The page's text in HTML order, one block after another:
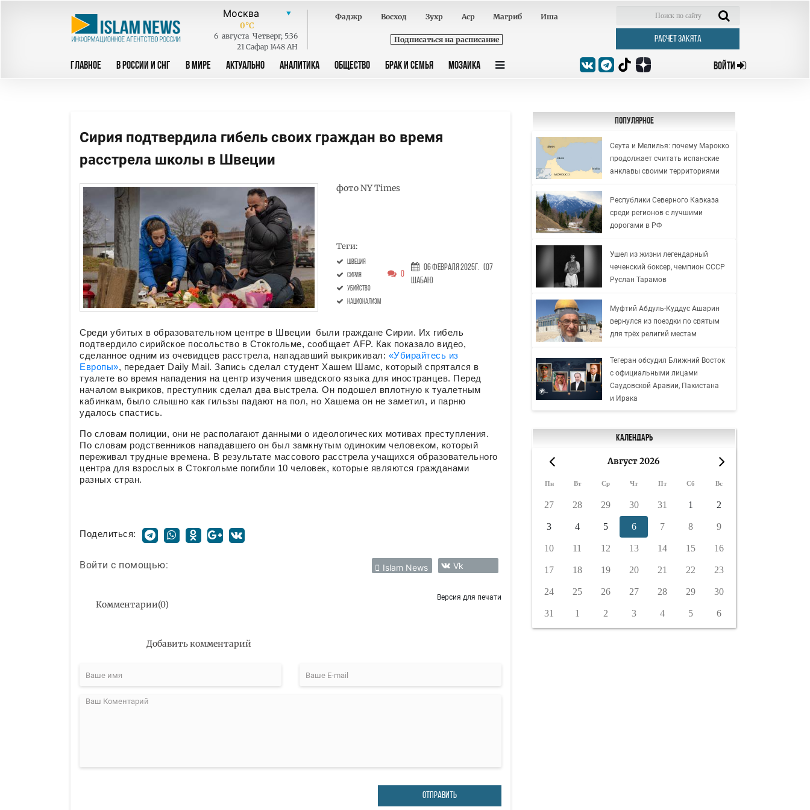
0°C
6 августа Четверг, 5:36
21 Сафар 1448 AH
Фаджр Восход Зухр Аср Магриб Иша
Подписаться на расписание РАСЧЁТ ЗАКЯТА
ГЛАВНОЕ В РОССИИ И СНГ В МИРЕ АКТУАЛЬНО АНАЛИТИКА ОБЩЕСТВО БРАК И СЕМЬЯ МОЗАИКА ВОЙТИ
Сирия подтвердила гибель своих граждан во время
расстрела школы в Швеции
фото NY Times
Теги:
Швеция
Сирия
убийство
национализм
0
06 Февраля 2025г. (07
Шабан)
Среди убитых в образовательном центре в Швеции были граждане Сирии. Их гибель
подтвердило сирийское посольство в Стокгольме, сообщает AFP. Как показало видео,
сделанное одним из очевидцев расстрела, нападавший выкрикивал: «Убирайтесь из
Европы», передает Daily Mail. Запись сделал студент Хашем Шамс, который спрятался в
туалете во время нападения на центр изучения шведского языка для иностранцев. Перед
началом выкриков, преступник сделал два выстрела. Он подошел вплотную к туалетным
кабинкам, было слышно как гильзы падают на пол, но Хашема он не заметил, и парню
удалось спастись.
По словам полиции, они не располагают данными о идеологических мотивах преступления.
По словам родственников нападавшего он был замкнутым одиноким человеком, который
переживал трудные времена. В результате массового расстрела учащихся образовательного
центра для взрослых в Стокгольме погибли 10 человек, которые являются гражданами
разных стран.
Поделиться:
Войти с помощью: Islam News Vk
Комментарии(0)
Версия для печати
Добавить комментарий
ОТПРАВИТЬ
Популярное
Сеута и Мелилья: почему Марокко
продолжает считать испанские
анклавы своими территориями
Республики Северного Кавказа
среди регионов с лучшими
дорогами в РФ
Ушел из жизни легендарный
чеченский боксер, чемпион СССР
Руслан Тарамов
Муфтий Абдуль-Куддус Ашарин
вернулся из поездки по святым
для трёх религий местам
Тегеран обсудил Ближний Восток
с официальными лицами
Саудовской Аравии, Пакистана
и Ирака
Календарь
Август 2026
Пн Вт Ср Чт Пт Сб Вс
27 28 29 30 31 1 2
3 4 5 6 7 8 9
10 11 12 13 14 15 16
17 18 19 20 21 22 23
24 25 26 27 28 29 30
31 1 2 3 4 5 6